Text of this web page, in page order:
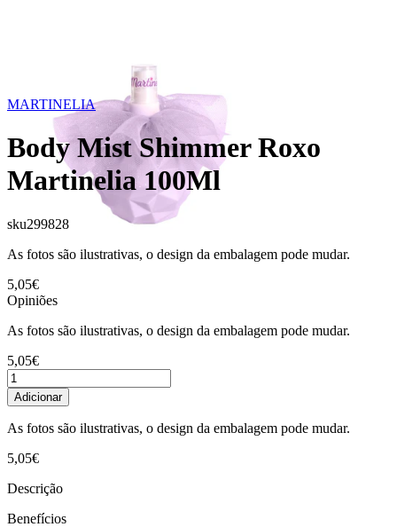
MARTINELIA
Body Mist Shimmer Roxo
Martinelia 100Ml
sku299828
As fotos são ilustrativas, o design da embalagem pode mudar.
5,05€
Opiniões
As fotos são ilustrativas, o design da embalagem pode mudar.
5,05€
Adicionar
As fotos são ilustrativas, o design da embalagem pode mudar.
5,05€
Descrição
Benefícios